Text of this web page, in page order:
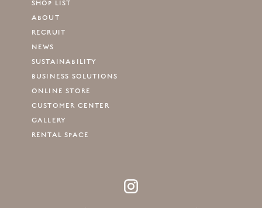
SHOP LIST
ABOUT
RECRUIT
NEWS
SUSTAINABILITY
BUSINESS SOLUTIONS
ONLINE STORE
CUSTOMER CENTER
GALLERY
RENTAL SPACE